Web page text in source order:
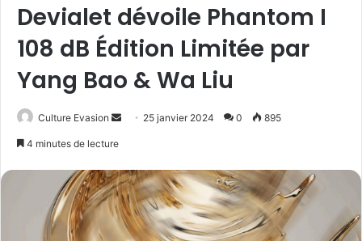
Devialet dévoile Phantom I
108 dB Édition Limitée par
Yang Bao & Wa Liu
Culture Evasion
o
y
e
25 janvier 2024 0 895
4 minutes de lecture